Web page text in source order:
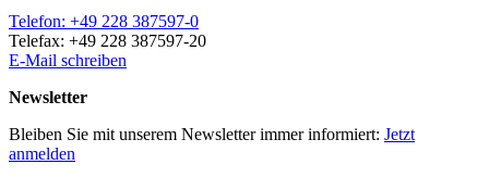
Telefon: +49 228 387597-0
Telefax: +49 228 387597-20
E-Mail schreiben
Newsletter
Bleiben Sie mit unserem Newsletter immer informiert: Jetzt
anmelden